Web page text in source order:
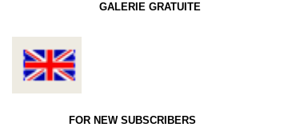
GALERIE GRATUITE
FOR NEW SUBSCRIBERS